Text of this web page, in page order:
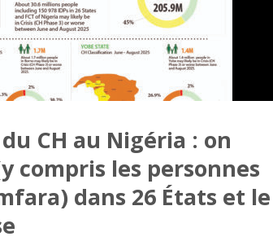
CH au Nigéria : on
compris les personnes
dans 26 États et le